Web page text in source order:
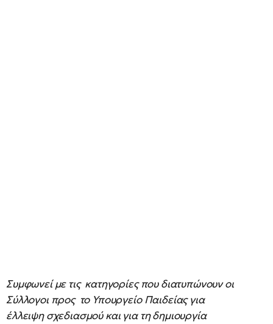
Συμφωνεί με τις κατηγορίες που διατυπώνουν οι
Σύλλογοι προς το Υπουργείο Παιδείας για
έλλειψη σχεδιασμού και για τη δημιουργία